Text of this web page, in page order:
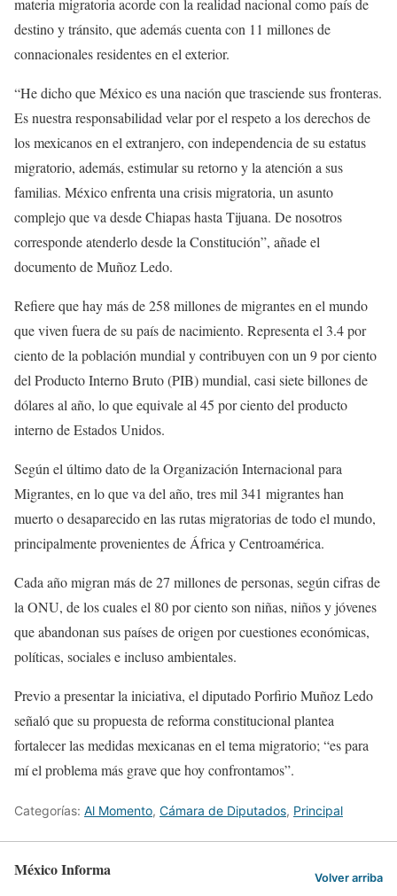
materia migratoria acorde con la realidad nacional como país de
destino y tránsito, que además cuenta con 11 millones de
connacionales residentes en el exterior.
“He dicho que México es una nación que trasciende sus fronteras.
Es nuestra responsabilidad velar por el respeto a los derechos de
los mexicanos en el extranjero, con independencia de su estatus
migratorio, además, estimular su retorno y la atención a sus
familias. México enfrenta una crisis migratoria, un asunto
complejo que va desde Chiapas hasta Tijuana. De nosotros
corresponde atenderlo desde la Constitución”, añade el
documento de Muñoz Ledo.
Refiere que hay más de 258 millones de migrantes en el mundo
que viven fuera de su país de nacimiento. Representa el 3.4 por
ciento de la población mundial y contribuyen con un 9 por ciento
del Producto Interno Bruto (PIB) mundial, casi siete billones de
dólares al año, lo que equivale al 45 por ciento del producto
interno de Estados Unidos.
Según el último dato de la Organización Internacional para
Migrantes, en lo que va del año, tres mil 341 migrantes han
muerto o desaparecido en las rutas migratorias de todo el mundo,
principalmente provenientes de África y Centroamérica.
Cada año migran más de 27 millones de personas, según cifras de
la ONU, de los cuales el 80 por ciento son niñas, niños y jóvenes
que abandonan sus países de origen por cuestiones económicas,
políticas, sociales e incluso ambientales.
Previo a presentar la iniciativa, el diputado Porfirio Muñoz Ledo
señaló que su propuesta de reforma constitucional plantea
fortalecer las medidas mexicanas en el tema migratorio; “es para
mí el problema más grave que hoy confrontamos”.
Categorías: Al Momento, Cámara de Diputados, Principal
México Informa Volver arriba